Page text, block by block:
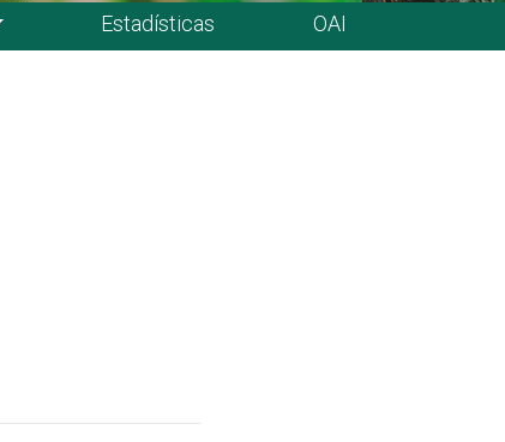
Estadísticas OAI